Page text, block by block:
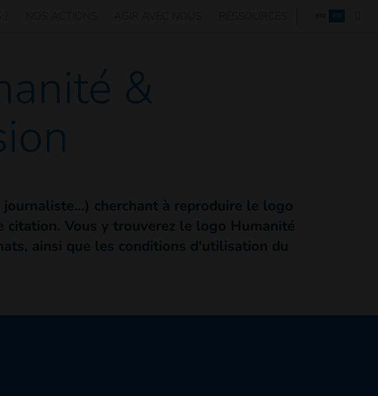
ENGLISH
EN FR
&
cherchant à reproduire le logo
Vous y trouverez le logo Humanité
ainsi que les conditions d'utilisation du